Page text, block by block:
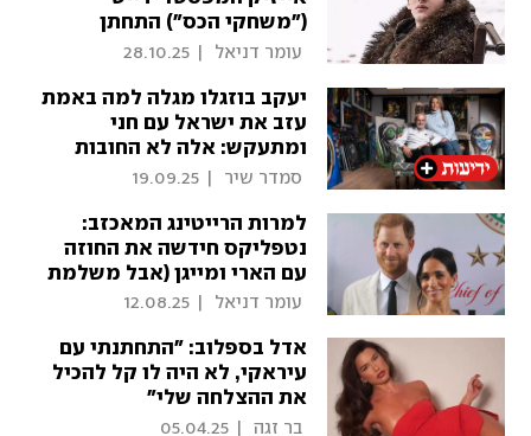
("משחקי הכס") התחתן
עומר דניאל 28.10.25
יעקב בוזגלו מגלה למה באמת
עזב את ישראל עם חני
ומתעקש: אלה לא החובות
סמדר שיר 19.09.25
למרות הרייטינג המאכזב:
נטפליקס חידשה את החוזה
עם הארי ומייגן (אבל משלמת
להם הרבה פחות)
עומר דניאל 12.08.25
אדל בספלוב: "התחתנתי עם
עיראקי, לא היה לו קל להכיל
את ההצלחה שלי"
בר זגה 05.04.25